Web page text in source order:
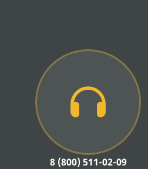
8 (800) 511-02-09